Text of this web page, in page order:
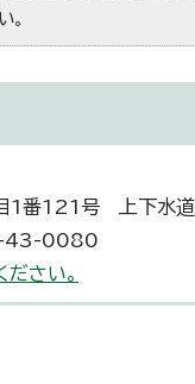
。
番121号 上下水道
43-0080
さい。